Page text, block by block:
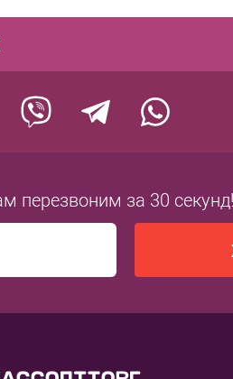
перезвоним за 30 секунд!